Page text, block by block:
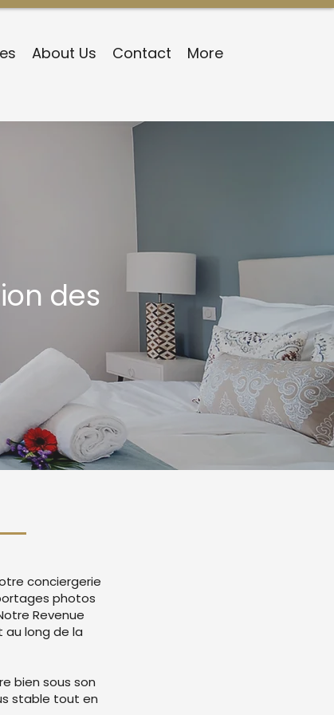
About Us Contact More
des
conciergerie
photos
Revenue
long de la
bien sous son
stable tout en